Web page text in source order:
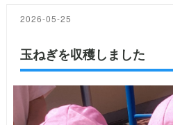
2026-05-25
玉ねぎを収穫しました